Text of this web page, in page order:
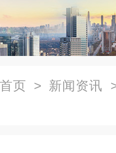
首页 > 新闻资讯